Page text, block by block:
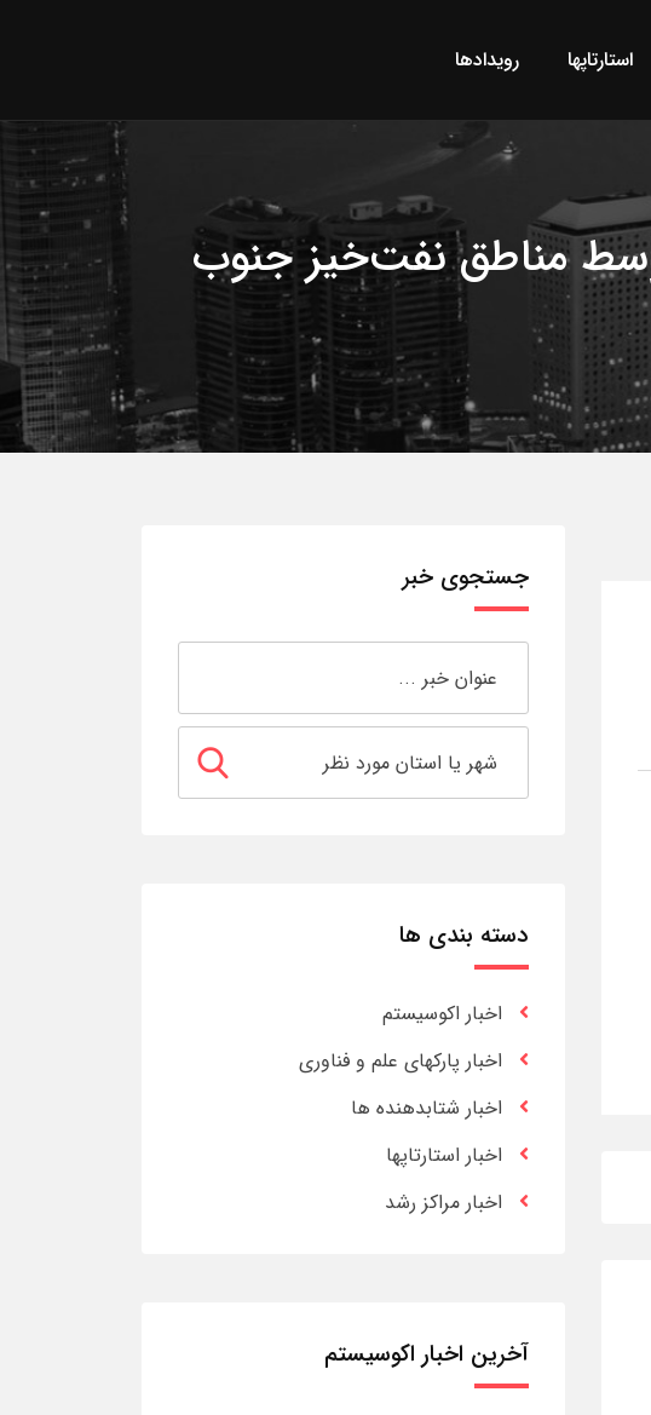
استارتاپها رویدادها
جستجوی خبر
دسته بندی ها
اخبار اکوسیستم
اخبار پارکهای علم و فناوری
اخبار شتابدهنده ها
اخبار استارتاپها
اخبار مراکز رشد
آخرین اخبار اکوسیستم